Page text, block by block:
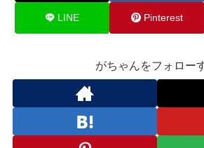
LINE Pinterest
がちゃんをフォロー